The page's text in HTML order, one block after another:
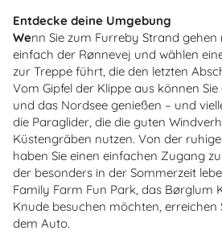
Entdecke deine Umgebung
Wenn Sie zum Furreby Strand gehen
einfach der Rønnevej und wählen
zur Treppe führt, die den letzten
Vom Gipfel der Klippe aus können
und das Nordsee genießen – und
die Paraglider, die die guten
Küstengräben nutzen. Von der
haben Sie einen einfachen Zugang
der besonders in der Sommerzeit
Family Farm Fun Park, das Børglum
Knude besuchen möchten, erreichen
dem Auto.